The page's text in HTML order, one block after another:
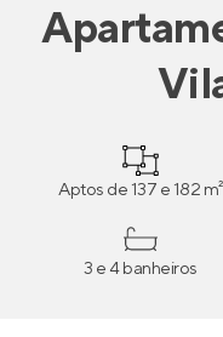
Aptos de 137 e 182 m²
3 e 4 banheiros